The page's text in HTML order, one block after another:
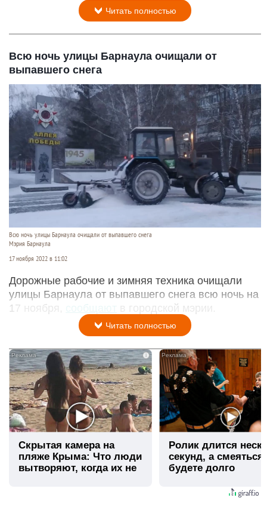
Читать полностью
Всю ночь улицы Барнаула очищали от
выпавшего снега
Всю ночь улицы Барнаула очищали от выпавшего снега
Мэрия Барнаула
17 ноября 2022 в 11:02
Дорожные рабочие и зимняя техника очищали
улицы Барнаула от выпавшего снега всю ночь на
17 ноября,
сообщают в городской мэрии.
Читать полностью
i
Скрытая камера на
пляже Крыма: Что люди
вытворяют, когда их не
Ролик длится
секунд, а
будете долго